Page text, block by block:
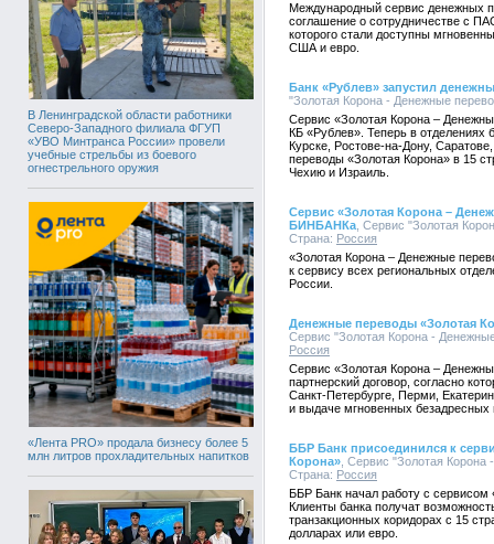
В Ленинградской области работники
Северо-Западного филиала ФГУП
«УВО Минтранса России» провели
учебные стрельбы из боевого
огнестрельного оружия
«Лента PRO» продала бизнесу более 5
млн литров прохладительных напитков
Международный сервис денежных
соглашение о сотрудничестве с
которого стали доступны
США и евро.
Банк «Рублев» запустил
"Золотая Корона - Денежные
Сервис «Золотая Корона –
КБ «Рублев». Теперь в отделениях
Курске, Ростове-на-Дону,
переводы «Золотая Корона» в 15
Чехию и Израиль.
Сервис «Золотая Корона –
БИНБАНКа , Сервис "Золотая
Страна: Россия
«Золотая Корона – Денежные
к сервису всех региональных
России.
Денежные переводы «Золотая
Сервис "Золотая Корона -
Россия
Сервис «Золотая Корона –
партнерский договор, согласно
Санкт-Петербурге, Перми,
и выдаче мгновенных безадресных
ББР Банк присоединился к
Корона» , Сервис "Золотая
Страна: Россия
ББР Банк начал работу с
Клиенты банка получат
транзакционных коридорах с 15
долларах или евро.